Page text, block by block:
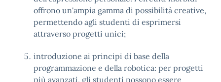
offrono un'ampia gamma di possibilità creative,
permettendo agli studenti di esprimersi
attraverso progetti unici;
introduzione ai principi di base della
programmazione e della robotica: per progetti
più avanzati, gli studenti possono essere